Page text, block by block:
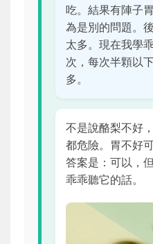
吃。結果有陣子
為是別的問題。
太多。現在我學
次，每次半顆以
多。
不是說酪梨不好
都危險。胃不好
答案是：可以，
乖乖聽它的話。